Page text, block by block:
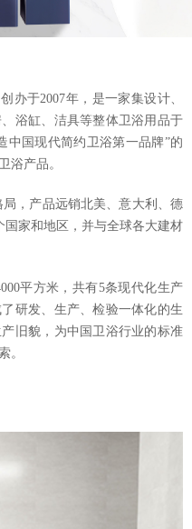
于2007年，是一家集设计、
浴缸、洁具等整体卫浴用品于
中国现代简约卫浴第一品牌”的
浴产品。
，产品远销北美、意大利、德
国家和地区，并与全球各大建材
平方米，共有5条现代化生产
研发、生产、检验一体化的生
旧貌，为中国卫浴行业的标准
。